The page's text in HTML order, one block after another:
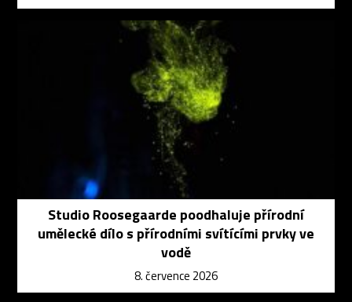
Studio Roosegaarde poodhaluje přírodní
umělecké dílo s přírodními svítícími prvky ve
vodě
8. července 2026